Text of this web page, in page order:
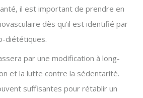
il est important de prendre en
dès qu’il est identifié par
diététiques.
par une modification à long-
et la lutte contre la sédentarité.
suffisantes pour rétablir un